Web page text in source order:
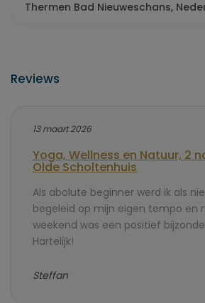
Thermen Bad Nieuweschans,
Reviews
13 maart 2026
Yoga, Wellness en Natuur, 2
Olde Scholtenhuis
Als abolute beginner werd ik als
begeleid op mijn eigen tempo en
weekend was een positief
Hartelijk!
Steffan